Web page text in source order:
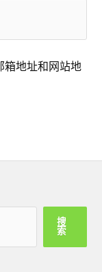
箱地址和网站地
搜
索